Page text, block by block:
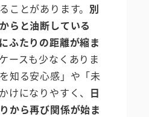
ことがあります。 別
らと油断している
ふたりの距離が縮ま
ースも少なくありま
知る安心感」や「未
けになりやすく、 日
から再び関係が始ま